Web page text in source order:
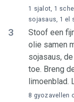
3
Stoof een
olie samen
sojasaus,
toe. Breng
limoenblad.
1 sjalot, 1
sojasaus, 1 el
8 gyozavellen